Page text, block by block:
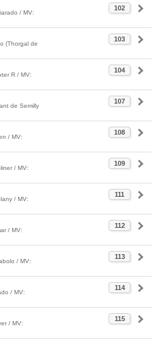
102
/ MV:
103
(Thorgal de
104
R / MV:
107
de Semilly
108
/ MV:
109
/ MV:
111
/ MV:
112
/ MV:
113
/ MV:
114
/ MV:
115
/ MV: